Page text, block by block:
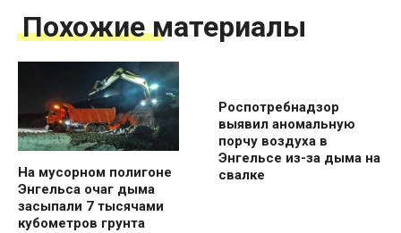
Похожие материалы
На мусорном полигоне
Энгельса очаг дыма
засыпали 7 тысячами
кубометров грунта
Роспотребнадзор
выявил аномальную
порчу воздуха в
Энгельсе из-за дыма на
свалке